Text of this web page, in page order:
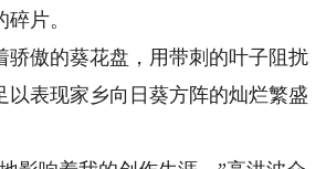
片。
傲的葵花盘，用带刺的叶子阻扰
表现家乡向日葵方阵的灿烂繁盛